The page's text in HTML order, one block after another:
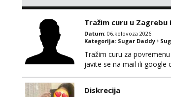
Tražim curu u Zagrebu
Datum: 06.kolovoza 2026.
Kategorija: Sugar Daddy
Tražim curu za
javite se na mail ili google
Diskrecija